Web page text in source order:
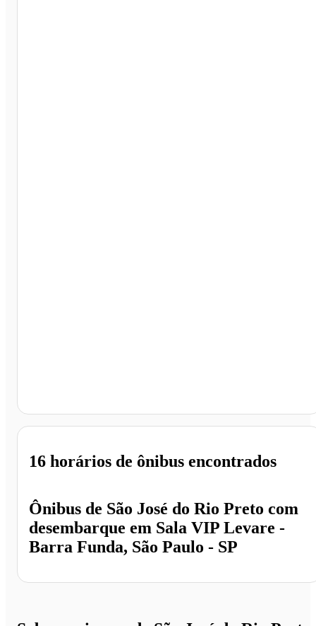
Ônibus de São José do Rio Preto com
desembarque em Sala VIP Levare -
Barra Funda, São Paulo - SP
16 horários de ônibus encontrados